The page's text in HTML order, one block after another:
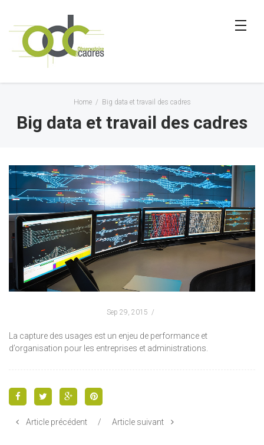
Home / Big data et travail des cadres
Big data et travail des cadres
Sep 29, 2015
La capture des usages est un enjeu de performance et
d’organisation pour les entreprises et administrations.
Article précédent / Article suivant